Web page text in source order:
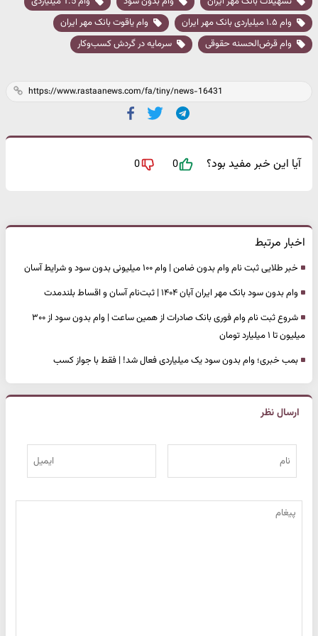
وام ۱.۵ میلیاردی بانک مهر ایران
وام یاقوت بانک مهر ایران
وام قرض‌الحسنه حقوقی
سرمایه در گردش کسب‌وکار
آیا این خبر مفید بود؟ 0
0
اخبار مرتبط
خبر طلایی ثبت نام وام بدون ضامن | وام ۱۰۰ میلیونی بدون سود و شرایط آسان
وام بدون سود بانک مهر ایران آبان ۱۴۰۴ | ثبت‌نام آسان و اقساط بلندمدت
شروع ثبت نام وام فوری بانک صادرات از همین ساعت | وام بدون سود از ۳۰۰
میلیون تا ۱ میلیارد تومان
بمب خبری؛ وام بدون سود یک میلیاردی فعال شد! | فقط با جواز کسب
ارسال نظر